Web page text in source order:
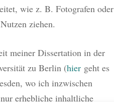
wie z. B. Fotografen oder
ziehen.
meiner Dissertation in der
zu Berlin (hiergeht es
wo ich inzwischen
erhebliche inhaltliche